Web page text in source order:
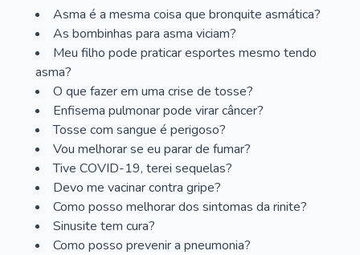
Asma é a mesma coisa que bronquite asmática?
As bombinhas para asma viciam?
Meu filho pode praticar esportes mesmo tendo
asma?
O que fazer em uma crise de tosse?
Enfisema pulmonar pode virar câncer?
Tosse com sangue é perigoso?
Vou melhorar se eu parar de fumar?
Tive COVID-19, terei sequelas?
Devo me vacinar contra gripe?
Como posso melhorar dos sintomas da rinite?
Sinusite tem cura?
Como posso prevenir a pneumonia?